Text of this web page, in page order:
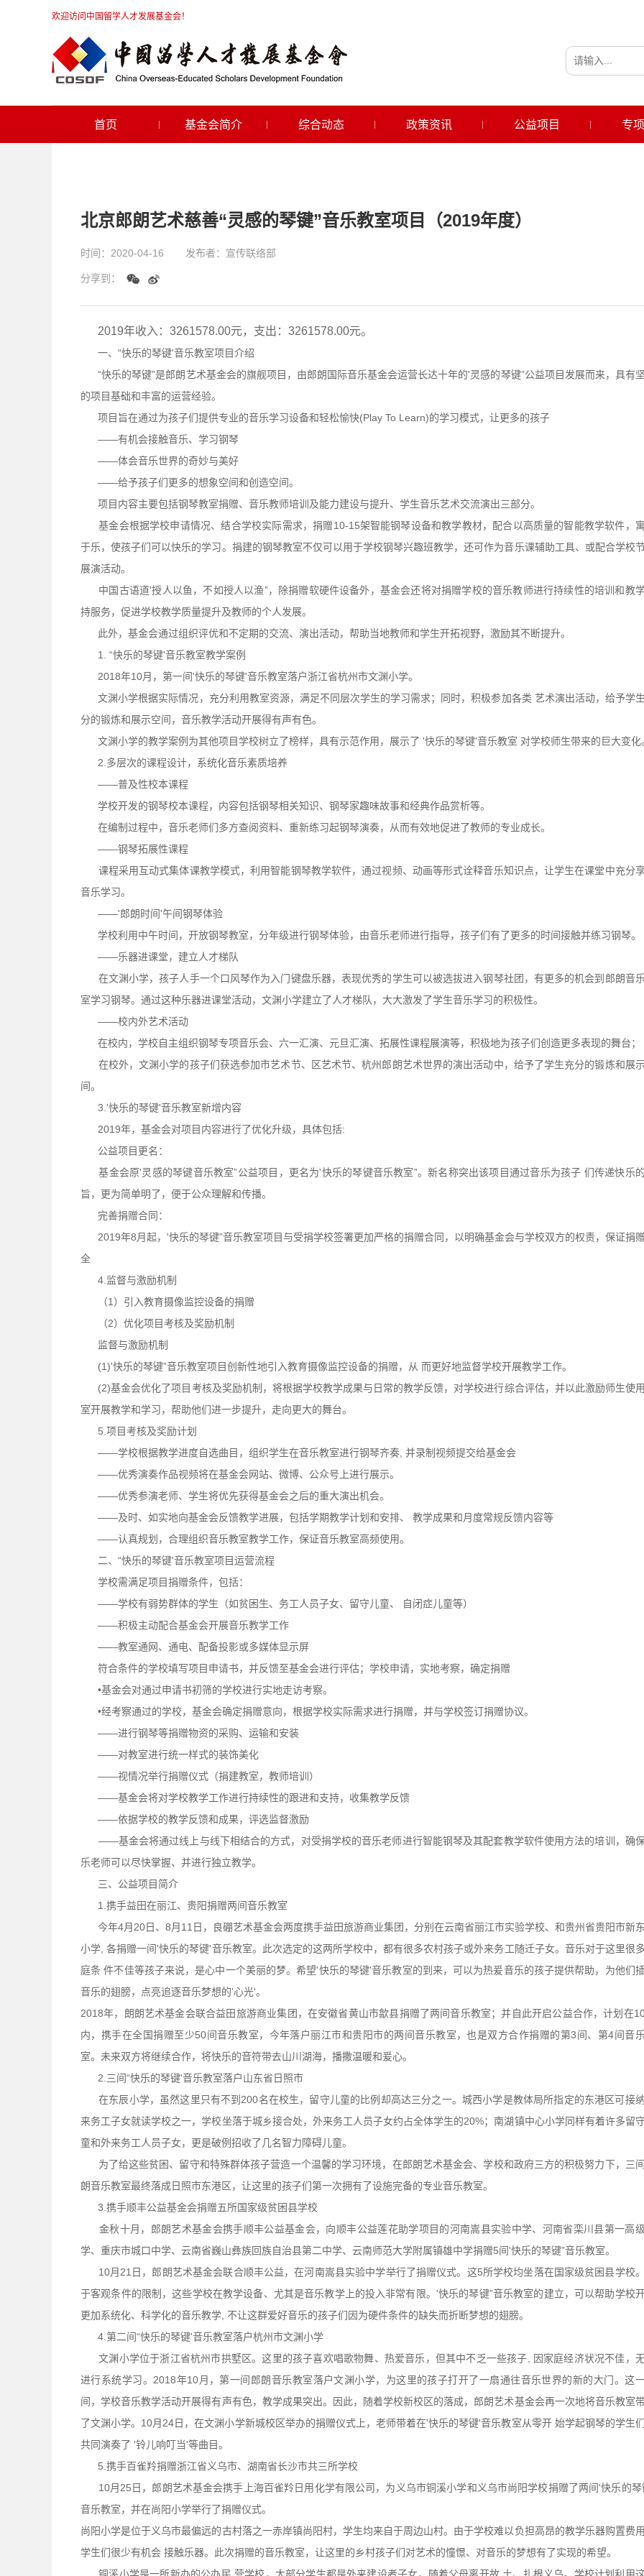
欢迎访问中国留学人才发展基金会！
首页 基金会简介 综合动态 政策资讯 公益项目 专
北京郎朗艺术慈善“灵感的琴键”音乐教室项目（2019年度）
时间： 2020-04-16 发布者： 宣传联络部
分享到：
2019年收入：3261578.00元，支出：3261578.00元。
一、“快乐的琴键'音乐教室项目介绍
“快乐的琴键”是郎朗艺术基金会的旗舰项目，由郎朗国际音乐基金会运营长达十年的'灵感的琴键”公益项目发展而来，具有
的项目基础和丰富的运营经验。
项目旨在通过为孩子们提供专业的音乐学习设备和轻松愉快(Play To Learn)的学习模式，让更多的孩子
——有机会接触音乐、学习钢琴
——体会音乐世界的奇妙与美好
——给予孩子们更多的想象空间和创造空间。
项目内容主要包括钢琴教室捐赠、音乐教师培训及能力建设与提升、学生音乐艺术交流演出三部分。
基金会根据学校申请情况、结合学校实际需求，捐赠10-15架智能钢琴设备和教学教材，配合以高质量的智能教学软件，
于乐，使孩子们可以快乐的学习。捐建的钢琴教室不仅可以用于学校钢琴兴趣班教学，还可作为音乐课辅助工具、或配合学校
展演活动。
中国古语道'授人以鱼，不如授人以渔”，除捐赠软硬件设备外，基金会还将对捐赠学校的音乐教师进行持续性的培训和教
持服务，促进学校教学质量提升及教师的个人发展。
此外，基金会通过组织评优和不定期的交流、演出活动，帮助当地教师和学生开拓视野，激励其不断提升。
1. “快乐的琴键'音乐教室教学案例
2018年10月，第一间'快乐的琴键'音乐教室落户浙江省杭州市文渊小学。
文渊小学根据实际情况，充分利用教室资源，满足不同层次学生的学习需求；同时，积极参加各类 艺术演出活动，给予学
分的锻炼和展示空间，音乐教学活动开展得有声有色。
文渊小学的教学案例为其他项目学校树立了榜样，具有示范作用，展示了 '快乐的琴键'音乐教室 对学校师生带来的巨大变化
2.多层次的课程设计，系统化音乐素质培养
——普及性校本课程
学校开发的钢琴校本课程，内容包括钢琴相关知识、钢琴家趣味故事和经典作品赏析等。
在编制过程中，音乐老师们多方查阅资料、重新练习起钢琴演奏，从而有效地促进了教师的专业成长。
——钢琴拓展性课程
课程采用互动式集体课教学模式，利用智能钢琴教学软件，通过视频、动画等形式诠释音乐知识点，让学生在课堂中充分
音乐学习。
——'郎朗时间'午间钢琴体验
学校利用中午时间，开放钢琴教室，分年级进行钢琴体验，由音乐老师进行指导，孩子们有了更多的时间接触并练习钢琴。
——乐器进课堂，建立人才梯队
在文渊小学，孩子人手一个口风琴作为入门键盘乐器，表现优秀的学生可以被选拔进入钢琴社团，有更多的机会到郎朗音
室学习钢琴。通过这种乐器进课堂活动，文渊小学建立了人才梯队，大大激发了学生音乐学习的积极性。
——校内外艺术活动
在校内，学校自主组织钢琴专项音乐会、六一汇演、元旦汇演、拓展性课程展演等，积极地为孩子们创造更多表现的舞台；
在校外，文渊小学的孩子们获选参加市艺术节、区艺术节、杭州郎朗艺术世界的演出活动中，给予了学生充分的锻炼和展
间。
3.'快乐的琴键'音乐教室新增内容
2019年，基金会对项目内容进行了优化升级，具体包括:
公益项目更名：
基金会原'灵感的琴键音乐教室”公益项目，更名为'快乐的琴键音乐教室”。新名称突出该项目通过音乐为孩子 们传递快乐
旨，更为简单明了，便于公众理解和传播。
完善捐赠合同：
2019年8月起，'快乐的琴键”音乐教室项目与受捐学校签署更加严格的捐赠合同，以明确基金会与学校双方的权责，保证捐
全
4.监督与激励机制
（1）引入教育摄像监控设备的捐赠
（2）优化项目考核及奖励机制
监督与激励机制
(1)'快乐的琴键”音乐教室项目创新性地引入教育摄像监控设备的捐赠，从 而更好地监督学校开展教学工作。
(2)基金会优化了项目考核及奖励机制，将根据学校教学成果与日常的教学反馈，对学校进行综合评估，并以此激励师生使
室开展教学和学习，帮助他们进一步提升，走向更大的舞台。
5.项目考核及奖励计划
——学校根据教学进度自选曲目，组织学生在音乐教室进行钢琴齐奏, 并录制视频提交给基金会
——优秀演奏作品视频将在基金会网站、微博、公众号上进行展示。
——优秀参演老师、学生将优先获得基金会之后的重大演出机会。
——及时、如实地向基金会反馈教学进展，包括学期教学计划和安排、 教学成果和月度常规反馈内容等
——认真规划，合理组织音乐教室教学工作，保证音乐教室高频使用。
二、“快乐的琴键'音乐教室项目运营流程
学校需满足项目捐赠条件，包括：
——学校有弱势群体的学生（如贫困生、务工人员子女、留守儿童、 自闭症儿童等）
——积极主动配合基金会开展音乐教学工作
——教室通网、通电、配备投影或多媒体显示屏
符合条件的学校填写项目申请书，并反馈至基金会进行评估；学校申请，实地考察，确定捐赠
•基金会对通过申请书初筛的学校进行实地走访考察。
•经考察通过的学校，基金会确定捐赠意向，根据学校实际需求进行捐赠，并与学校签订捐赠协议。
——进行钢琴等捐赠物资的采购、运输和安装
——对教室进行统一样式的装饰美化
——视情况举行捐赠仪式（捐建教室，教师培训）
——基金会将对学校教学工作进行持续性的跟进和支持，收集教学反馈
——依据学校的教学反馈和成果，评选监督激励
——基金会将通过线上与线下相结合的方式，对受捐学校的音乐老师进行智能钢琴及其配套教学软件使用方法的培训，确
乐老师可以尽快掌握、并进行独立教学。
三、公益项目简介
1.携手益田在丽江、贵阳捐赠两间音乐教室
今年4月20日、8月11日，良硼艺术基金会两度携手益田旅游商业集团，分别在云南省丽江市实验学校、和贵州省贵阳市新
小学, 各捐赠一间'快乐的琴键'音乐教室。此次选定的这两所学校中，都有很多农村孩子或外来务工随迁子女。音乐对于这里很
庭条 件不佳等孩子来说，是心中一个美丽的梦。希望'快乐的琴键'音乐教室的到来，可以为热爰音乐的孩子提供帮助，为他们
音乐的翅膀，点亮追逐音乐梦想的'心光'。
2018年，朗朗艺术基金会联合益田旅游商业集团，在安徽省黄山市歙县捐赠了两间音乐教室；并自此开启公益合作，计划在
内，携手在全国捐赠至少50间音乐教室，今年落户丽江市和贵阳市的两间音乐教室，也是双方合作捐赠的第3间、第4间音
室。未来双方将继续合作，将快乐的音符带去山川湖海，播撒温暖和爰心。
2.三间“快乐的琴键'音乐教室落户山东省日照市
在东辰小学，虽然这里只有不到200名在校生，留守儿童的比例却高达三分之一。城西小学是教体局所指定的东港区可接
来务工子女就读学校之一，学校坐落于城乡接合处，外来务工人员子女约占全体学生的20%；南湖镇中心小学同样有着许多留
童和外来务工人员子女，更是破例招收了几名智力障碍儿童。
为了给这些贫困、留守和特殊群体孩子营造一个温馨的学习环境，在郎朗艺术基金会、学校和政府三方的积极努力下，三
朗音乐教室最终落成日照市东港区，让这里的孩子们第一次拥有了设施完备的专业音乐教室。
3.携手顺丰公益基金会捐赠五所国家级贫困县学校
金秋十月，郎朗艺术基金会携手顺丰公益基金会，向顺丰公益莲花助学项目的河南嵩县实验中学、河南省栾川县第一高
学、重庆市城口中学、云南省巍山彝族回族自治县第二中学、云南师范大学附属镇雄中学捐赠5间'快乐的琴键”音乐教室。
10月21日，郎朗艺术基金会联合顺丰公益，在河南嵩县实验中学举行了捐赠仪式。这5所学校均坐落在国家级贫困县学校
于客观条件的限制，这些学校在教学设备、尤其是音乐教学上的投入非常有限。'快乐的琴键”音乐教室的建立，可以帮助学校
更加系统化、科学化的音乐教学, 不让这群爱好音乐的孩子们因为硬件条件的缺失而折断梦想的翅膀。
4.第二间“快乐的琴键'音乐教室落户杭州市文渊小学
文渊小学位于浙江省杭州市拱墅区。这里的孩子喜欢唱歌物舞、热爱音乐，但其中不乏一些孩子, 因家庭经济状况不佳，
进行系统学习。2018年10月，第一间郎朗音乐教室落户文渊小学，为这里的孩子打开了一扇通往音乐世界的新的大门。这
间，学校音乐教学活动开展得有声有色，教学成果突出。因此，随着学校新校区的落成，郎朗艺术基金会再一次地将音乐教室
了文渊小学。10月24日，在文渊小学新城校区举办的捐赠仪式上，老师带着在'快乐的琴键'音乐教室从零开 始学起钢琴的学生
共同演奏了 '铃儿响叮当'等曲目。
5.携手百雀羚捐赠浙江省义乌市、湖南省长沙市共三所学校
10月25日，郎朗艺术基金会携手上海百雀羚日用化学有限公司，为义乌市铜溪小学和义乌市尚阳学校捐赠了两间'快乐的琴
音乐教室，并在尚阳小学举行了捐赠仪式。
尚阳小学是位于义乌市最偏远的古村落之一赤岸镇尚阳村，学生均来自于周边山村。由于学校难以负担高昂的教学乐器购置费
学生们很少有机会 接触乐器。此次捐赠的音乐教室，让这里的乡村孩子们对艺术的憧憬、对音乐的梦想有了实现的希望。